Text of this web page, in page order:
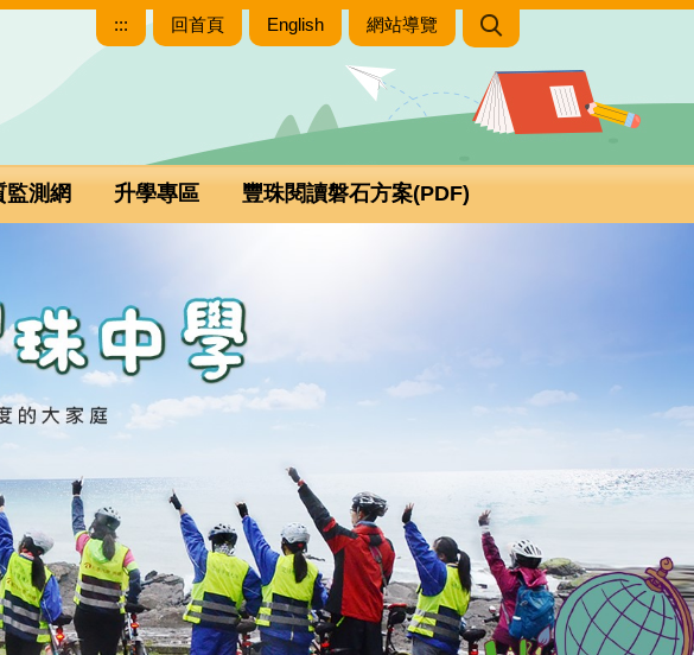
::: 回首頁 English 網站導覽
監測網 升學專區 豐珠閱讀磐石方案(PDF)